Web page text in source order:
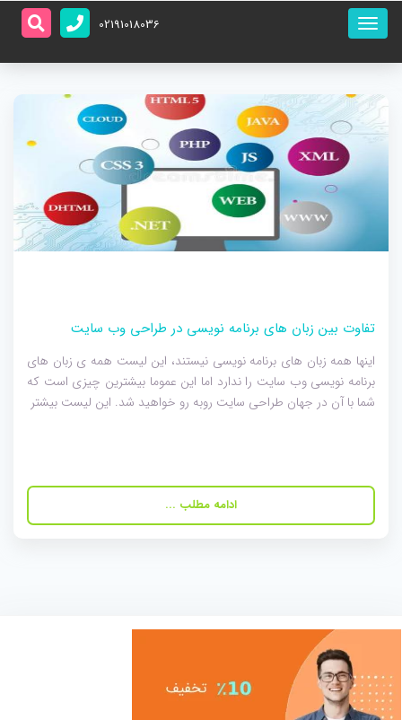
منو
اصلی
02191018036
تفاوت بین زبان های برنامه نویسی در طراحی وب سایت
اینها همه زبان های برنامه نویسی نیستند، این لیست همه ی زبان های
برنامه نویسی وب سایت را ندارد اما این عموما بیشترین چیزی است که
شما با آن در جهان طراحی سایت روبه رو خواهید شد. این لیست بیشتر
ادامه مطلب ...